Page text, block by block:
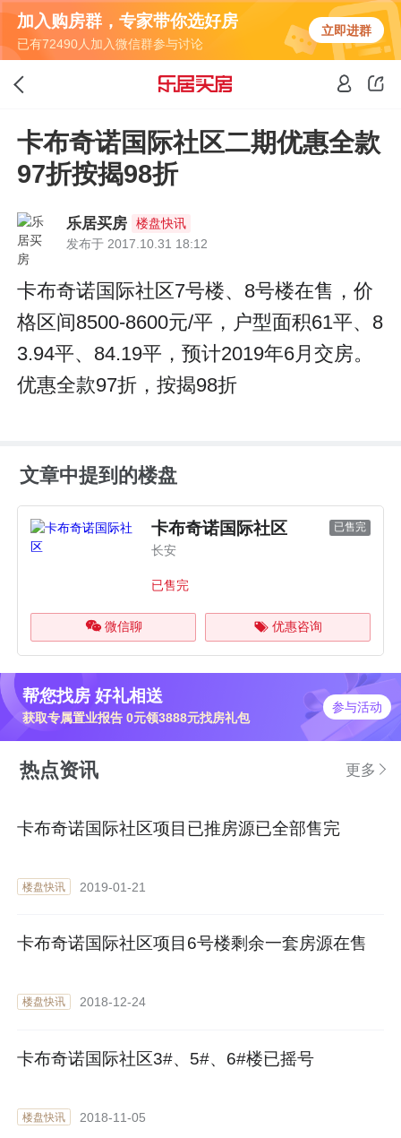
加入购房群，专家带你选好房
已有72490人加入微信群参与讨论
立即进群
卡布奇诺国际社区二期优惠全款
97折按揭98折
乐居买房
楼盘快讯
发布于 2017.10.31 18:12
卡布奇诺国际社区7号楼、8号楼在售，价
格区间8500-8600元/平，户型面积61平、8
3.94平、84.19平，预计2019年6月交房。
优惠全款97折，按揭98折
文章中提到的楼盘
卡布奇诺国际社区 已售完
长安
已售完
微信聊 优惠咨询
帮您找房 好礼相送
获取专属置业报告 0元领3888元找房礼包
参与活动
热点资讯 更多
卡布奇诺国际社区项目已推房源已全部售完
楼盘快讯 2019-01-21
卡布奇诺国际社区项目6号楼剩余一套房源在售
楼盘快讯 2018-12-24
卡布奇诺国际社区3#、5#、6#楼已摇号
楼盘快讯 2018-11-05